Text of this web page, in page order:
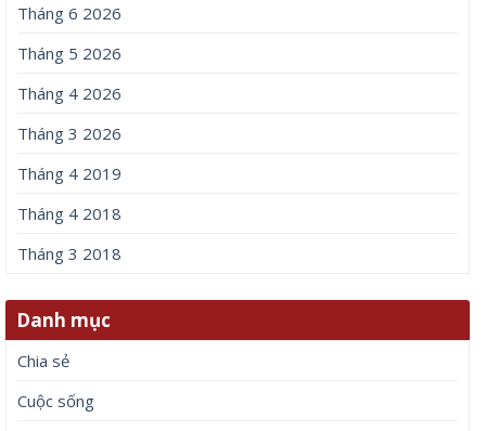
Tháng 6 2026
Tháng 5 2026
Tháng 4 2026
Tháng 3 2026
Tháng 4 2019
Tháng 4 2018
Tháng 3 2018
Danh mục
Chia sẻ
Cuộc sống